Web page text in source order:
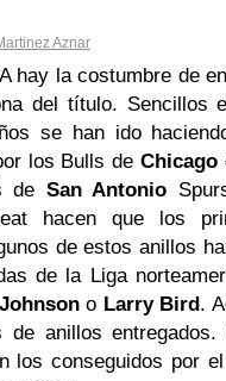
Aznar
hay la costumbre de
del título. Sencillos
se han ido
los Bulls deChicago
de San Antonio
hacen que los
de estos anillos
de la Liga
Johnsono Larry Bird.
anillos entregados.
los conseguidos por